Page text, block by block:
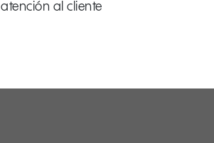
al cliente